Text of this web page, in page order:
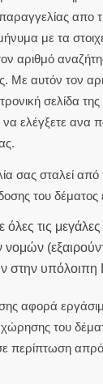
απο
με τα
αριθμό
Με αυτόν τον
σελίδα της
να ελέγξετε ανα
σας σταλεί από
του δέματος
τις μεγάλες
στην υπόλοιπη
αφορά
του
περίπτωση